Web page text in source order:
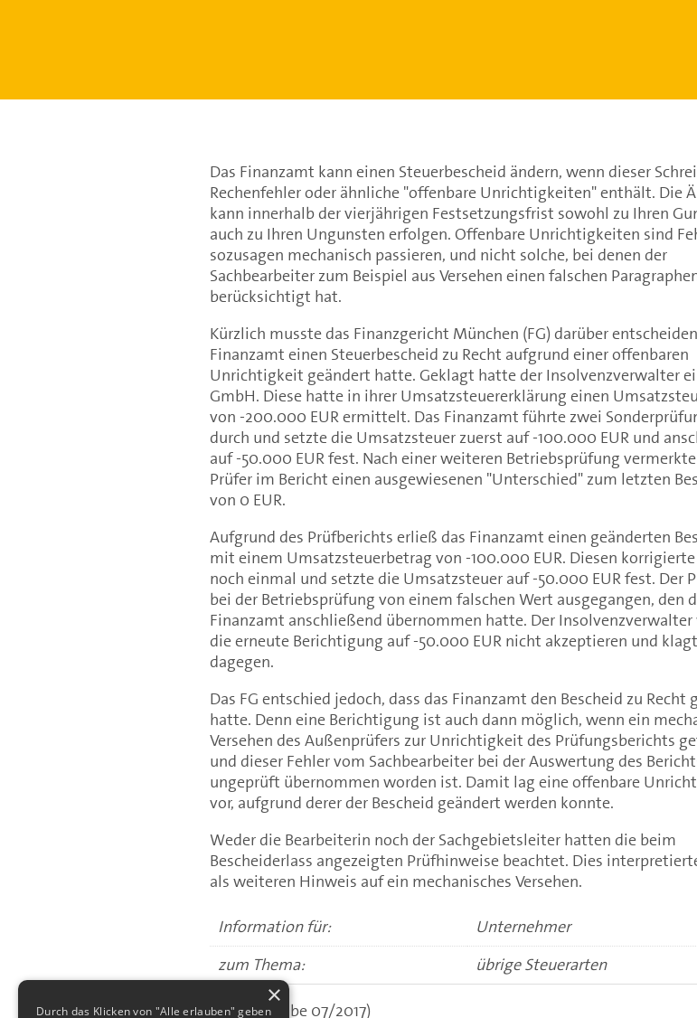
Das Finanzamt kann einen Steuerbescheid ändern, wenn dieser
Rechenfehler oder ähnliche "offenbare Unrichtigkeiten" enthält. Die
kann innerhalb der vierjährigen Festsetzungsfrist sowohl zu Ihren
auch zu Ihren Ungunsten erfolgen. Offenbare Unrichtigkeiten sind
sozusagen mechanisch passieren, und nicht solche, bei denen der
Sachbearbeiter zum Beispiel aus Versehen einen falschen
berücksichtigt hat.
Kürzlich musste das Finanzgericht München (FG) darüber
Finanzamt einen Steuerbescheid zu Recht aufgrund einer offenbaren
Unrichtigkeit geändert hatte. Geklagt hatte der Insolvenzverwalter
GmbH. Diese hatte in ihrer Umsatzsteuererklärung einen
von -200.000 EUR ermittelt. Das Finanzamt führte zwei
durch und setzte die Umsatzsteuer zuerst auf -100.000 EUR und
auf -50.000 EUR fest. Nach einer weiteren Betriebsprüfung
Prüfer im Bericht einen ausgewiesenen "Unterschied" zum letzten
von 0 EUR.
Aufgrund des Prüfberichts erließ das Finanzamt einen geänderten
mit einem Umsatzsteuerbetrag von -100.000 EUR. Diesen korrigierte
noch einmal und setzte die Umsatzsteuer auf -50.000 EUR fest. Der
bei der Betriebsprüfung von einem falschen Wert ausgegangen, den
Finanzamt anschließend übernommen hatte. Der
die erneute Berichtigung auf -50.000 EUR nicht akzeptieren und
dagegen.
Das FG entschied jedoch, dass das Finanzamt den Bescheid zu Recht
hatte. Denn eine Berichtigung ist auch dann möglich, wenn ein
Versehen des Außenprüfers zur Unrichtigkeit des Prüfungsberichts
und dieser Fehler vom Sachbearbeiter bei der Auswertung des
ungeprüft übernommen worden ist. Damit lag eine offenbare
vor, aufgrund derer der Bescheid geändert werden konnte.
Weder die Bearbeiterin noch der Sachgebietsleiter hatten die beim
Bescheiderlass angezeigten Prüfhinweise beachtet. Dies
als weiteren Hinweis auf ein mechanisches Versehen.
Information für:
Unternehmer
zum Thema:
übrige Steuerarten
(aus: Ausgabe 07/2017)
×
Durch das Klicken von "Alle erlauben" geben